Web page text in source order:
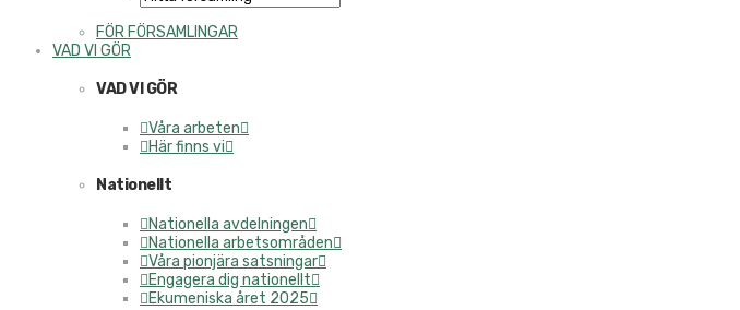
FÖR FÖRSAMLINGAR
VAD VI GÖR
VAD VI GÖR
Våra arbeten
Här finns vi
Nationellt
Nationella avdelningen
Nationella arbetsområden
Våra pionjära satsningar
Engagera dig nationellt
Ekumeniska året 2025